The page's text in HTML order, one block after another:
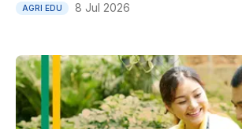
AGRI EDU 8 Jul 2026